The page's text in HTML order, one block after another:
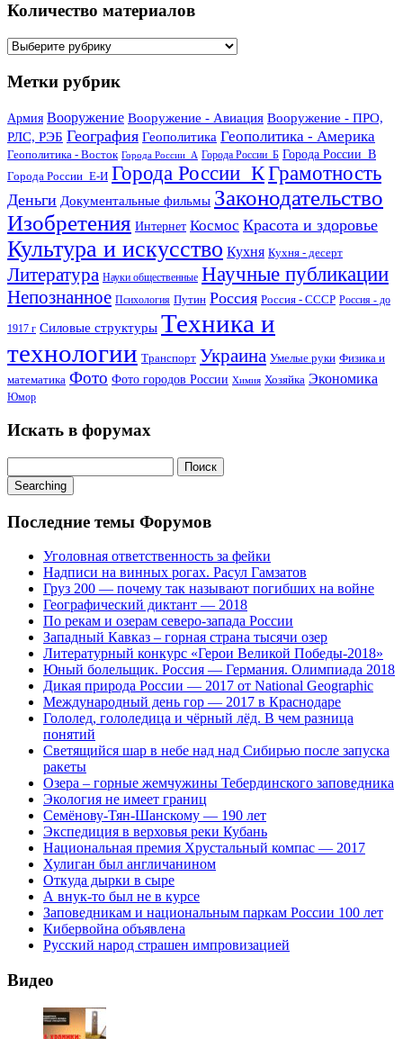
Количество материалов
Количество
Метки рубрик
Армия Вооружение Вооружение - Авиация Вооружение - ПРО,
РЛС, РЭБ География Геополитика Геополитика - Америка
Геополитика - Восток Города России_А Города России_Б Города России_В
Города России_Е-И Города России_КГрамотность
Деньги Документальные фильмы Законодательство
Изобретения Интернет Космос Красота и здоровье
Культура и искусство Кухня Кухня - десерт
Литература Науки общественные Научные публикации
Непознанное Психология Путин Россия Россия - СССР Россия - до
1917 г Силовые структуры Техника и
технологии Транспорт Украина Умелые руки Физика и
математика Фото Фото городов России Химия Хозяйка Экономика
Юмор
Искать в форумах
Searching
Последние темы Форумов
Уголовная ответственность за фейки
Надписи на винных рогах. Расул Гамзатов
Груз 200 — почему так называют погибших на войне
Географический диктант — 2018
По рекам и озерам северо-запада России
Западный Кавказ – горная страна тысячи озер
Литературный конкурс «Герои Великой Победы-2018»
Юный болельщик. Россия — Германия. Олимпиада 2018
Дикая природа России — 2017 от National Geographic
Международный день гор — 2017 в Краснодаре
Гололед, гололедица и чёрный лёд. В чем разница
понятий
Светящийся шар в небе над над Сибирью после запуска
ракеты
Озера – горные жемчужины Тебердинского заповедника
Экология не имеет границ
Семёнову-Тян-Шанскому — 190 лет
Экспедиция в верховья реки Кубань
Национальная премия Хрустальный компас — 2017
Хулиган был англичанином
Откуда дырки в сыре
А внук-то был не в курсе
Заповедникам и национальным паркам России 100 лет
Кибервойна объявлена
Русский народ страшен импровизацией
Видео